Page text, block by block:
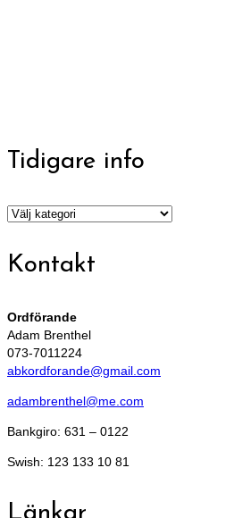
Tidigare info
Tidigare
Kontakt
Ordförande
Adam Brenthel
073-7011224
abkordforande@gmail.com
adambrenthel@me.com
Bankgiro: 631 – 0122
Swish: 123 133 10 81